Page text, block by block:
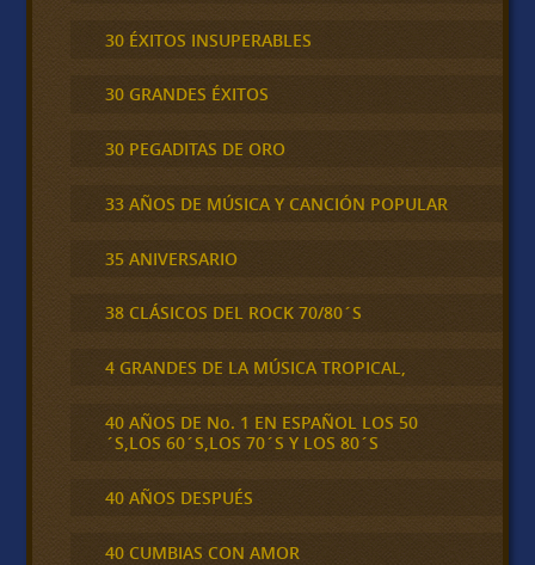
30 ÉXITOS INSUPERABLES
30 GRANDES ÉXITOS
30 PEGADITAS DE ORO
33 AÑOS DE MÚSICA Y CANCIÓN POPULAR
35 ANIVERSARIO
38 CLÁSICOS DEL ROCK 70/80´S
4 GRANDES DE LA MÚSICA TROPICAL,
40 AÑOS DE No. 1 EN ESPAÑOL LOS 50
´S,LOS 60´S,LOS 70´S Y LOS 80´S
40 AÑOS DESPUÉS
40 CUMBIAS CON AMOR